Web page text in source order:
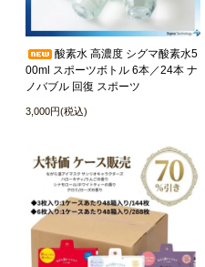
酸素水 高濃度 シグマ酸素水5
00ml スポーツボトル 6本／24本 ナ
ノバブル 回復 スポーツ
3,000円(税込)